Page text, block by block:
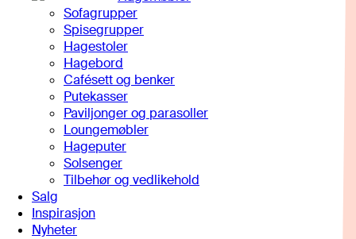
Sofagrupper
Spisegrupper
Hagestoler
Hagebord
Cafésett og benker
Putekasser
Paviljonger og parasoller
Loungemøbler
Hageputer
Solsenger
Tilbehør og vedlikehold
Salg
Inspirasjon
Nyheter